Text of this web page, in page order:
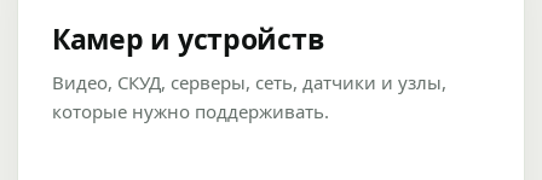
Камер и устройств
Видео, СКУД, серверы, сеть, датчики и узлы,
которые нужно поддерживать.